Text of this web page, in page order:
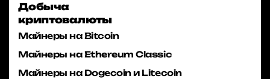
Добыча
криптовалюты
Майнеры на Bitcoin
Майнеры на Ethereum Classic
Майнеры на Dogecoin и Litecoin